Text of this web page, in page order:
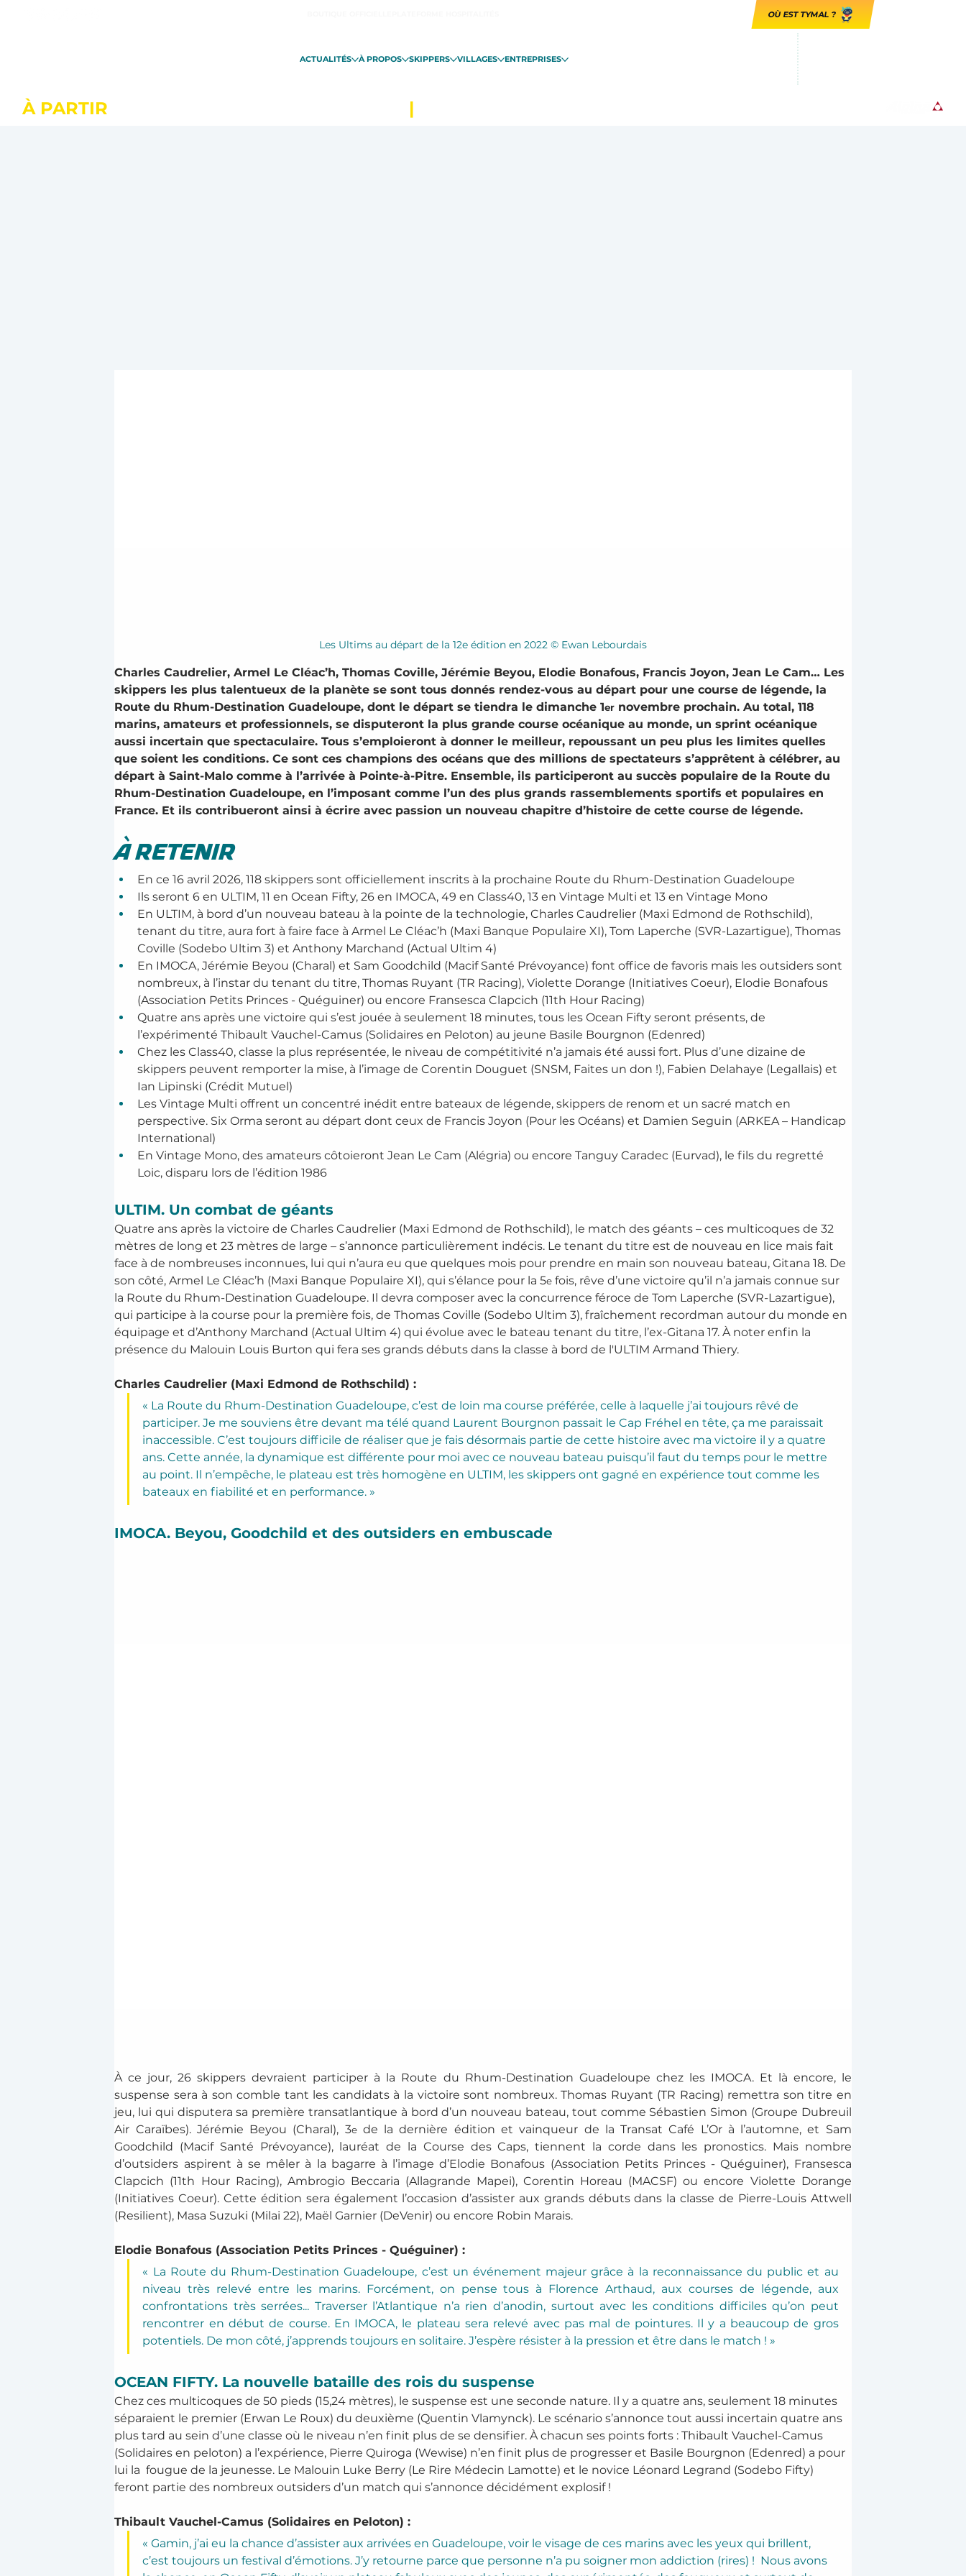
À PARTIR |
ACTUALITÉS À PROPOS SKIPPERS VILLAGES ENTREPRISES
OÙ EST TYMAL ?
Les Ultims au départ de la 12e édition en 2022 © Ewan Lebourdais
Charles Caudrelier, Armel Le Cléac’h, Thomas Coville, Jérémie Beyou, Elodie Bonafous, Francis Joyon, Jean Le Cam… Les
skippers les plus talentueux de la planète se sont tous donnés rendez-vous au départ pour une course de légende, la
Route du Rhum-Destination Guadeloupe, dont le départ se tiendra le dimanche 1er novembre prochain. Au total, 118
marins, amateurs et professionnels, se disputeront la plus grande course océanique au monde, un sprint océanique
aussi incertain que spectaculaire. Tous s’emploieront à donner le meilleur, repoussant un peu plus les limites quelles
que soient les conditions. Ce sont ces champions des océans que des millions de spectateurs s’apprêtent à célébrer, au
départ à Saint-Malo comme à l’arrivée à Pointe-à-Pitre. Ensemble, ils participeront au succès populaire de la Route du
Rhum-Destination Guadeloupe, en l’imposant comme l’un des plus grands rassemblements sportifs et populaires en
France. Et ils contribueront ainsi à écrire avec passion un nouveau chapitre d’histoire de cette course de légende.
À RETENIR
En ce 16 avril 2026, 118 skippers sont officiellement inscrits à la prochaine Route du Rhum-Destination Guadeloupe
Ils seront 6 en ULTIM, 11 en Ocean Fifty, 26 en IMOCA, 49 en Class40, 13 en Vintage Multi et 13 en Vintage Mono
En ULTIM, à bord d’un nouveau bateau à la pointe de la technologie, Charles Caudrelier (Maxi Edmond de Rothschild),
tenant du titre, aura fort à faire face à Armel Le Cléac’h (Maxi Banque Populaire XI), Tom Laperche (SVR-Lazartigue), Thomas
Coville (Sodebo Ultim 3) et Anthony Marchand (Actual Ultim 4)
En IMOCA, Jérémie Beyou (Charal) et Sam Goodchild (Macif Santé Prévoyance) font office de favoris mais les outsiders sont
nombreux, à l’instar du tenant du titre, Thomas Ruyant (TR Racing), Violette Dorange (Initiatives Coeur), Elodie Bonafous
(Association Petits Princes - Quéguiner) ou encore Fransesca Clapcich (11th Hour Racing)
Quatre ans après une victoire qui s’est jouée à seulement 18 minutes, tous les Ocean Fifty seront présents, de
l’expérimenté Thibault Vauchel-Camus (Solidaires en Peloton) au jeune Basile Bourgnon (Edenred)
Chez les Class40, classe la plus représentée, le niveau de compétitivité n’a jamais été aussi fort. Plus d’une dizaine de
skippers peuvent remporter la mise, à l’image de Corentin Douguet (SNSM, Faites un don !), Fabien Delahaye (Legallais) et
Ian Lipinski (Crédit Mutuel)
Les Vintage Multi offrent un concentré inédit entre bateaux de légende, skippers de renom et un sacré match en
perspective. Six Orma seront au départ dont ceux de Francis Joyon (Pour les Océans) et Damien Seguin (ARKEA – Handicap
International)
En Vintage Mono, des amateurs côtoieront Jean Le Cam (Alégria) ou encore Tanguy Caradec (Eurvad), le fils du regretté
Loic, disparu lors de l’édition 1986
ULTIM. Un combat de géants
Quatre ans après la victoire de Charles Caudrelier (Maxi Edmond de Rothschild), le match des géants – ces multicoques de 32
mètres de long et 23 mètres de large – s’annonce particulièrement indécis. Le tenant du titre est de nouveau en lice mais fait
face à de nombreuses inconnues, lui qui n’aura eu que quelques mois pour prendre en main son nouveau bateau, Gitana 18. De
son côté, Armel Le Cléac’h (Maxi Banque Populaire XI), qui s’élance pour la 5e fois, rêve d’une victoire qu’il n’a jamais connue sur
la Route du Rhum-Destination Guadeloupe. Il devra composer avec la concurrence féroce de Tom Laperche (SVR-Lazartigue),
qui participe à la course pour la première fois, de Thomas Coville (Sodebo Ultim 3), fraîchement recordman autour du monde en
équipage et d’Anthony Marchand (Actual Ultim 4) qui évolue avec le bateau tenant du titre, l’ex-Gitana 17. À noter enfin la
présence du Malouin Louis Burton qui fera ses grands débuts dans la classe à bord de l'ULTIM Armand Thiery.
Charles Caudrelier (Maxi Edmond de Rothschild) :
« La Route du Rhum-Destination Guadeloupe, c’est de loin ma course préférée, celle à laquelle j’ai toujours rêvé de
participer. Je me souviens être devant ma télé quand Laurent Bourgnon passait le Cap Fréhel en tête, ça me paraissait
inaccessible. C’est toujours difficile de réaliser que je fais désormais partie de cette histoire avec ma victoire il y a quatre
ans. Cette année, la dynamique est différente pour moi avec ce nouveau bateau puisqu’il faut du temps pour le mettre
au point. Il n’empêche, le plateau est très homogène en ULTIM, les skippers ont gagné en expérience tout comme les
bateaux en fiabilité et en performance. »
IMOCA. Beyou, Goodchild et des outsiders en embuscade
À ce jour, 26 skippers devraient participer à la Route du Rhum-Destination Guadeloupe chez les IMOCA. Et là encore, le
suspense sera à son comble tant les candidats à la victoire sont nombreux. Thomas Ruyant (TR Racing) remettra son titre en
jeu, lui qui disputera sa première transatlantique à bord d’un nouveau bateau, tout comme Sébastien Simon (Groupe Dubreuil
Air Caraïbes). Jérémie Beyou (Charal), 3e de la dernière édition et vainqueur de la Transat Café L’Or à l’automne, et Sam
Goodchild (Macif Santé Prévoyance), lauréat de la Course des Caps, tiennent la corde dans les pronostics. Mais nombre
d’outsiders aspirent à se mêler à la bagarre à l’image d’Elodie Bonafous (Association Petits Princes - Quéguiner), Fransesca
Clapcich (11th Hour Racing), Ambrogio Beccaria (Allagrande Mapei), Corentin Horeau (MACSF) ou encore Violette Dorange
(Initiatives Coeur). Cette édition sera également l’occasion d’assister aux grands débuts dans la classe de Pierre-Louis Attwell
(Resilient), Masa Suzuki (Milai 22), Maël Garnier (DeVenir) ou encore Robin Marais.
Elodie Bonafous (Association Petits Princes - Quéguiner) :
« La Route du Rhum-Destination Guadeloupe, c’est un événement majeur grâce à la reconnaissance du public et au
niveau très relevé entre les marins. Forcément, on pense tous à Florence Arthaud, aux courses de légende, aux
confrontations très serrées... Traverser l’Atlantique n’a rien d’anodin, surtout avec les conditions difficiles qu’on peut
rencontrer en début de course. En IMOCA, le plateau sera relevé avec pas mal de pointures. Il y a beaucoup de gros
potentiels. De mon côté, j’apprends toujours en solitaire. J’espère résister à la pression et être dans le match ! »
OCEAN FIFTY. La nouvelle bataille des rois du suspense
Chez ces multicoques de 50 pieds (15,24 mètres), le suspense est une seconde nature. Il y a quatre ans, seulement 18 minutes
séparaient le premier (Erwan Le Roux) du deuxième (Quentin Vlamynck). Le scénario s’annonce tout aussi incertain quatre ans
plus tard au sein d’une classe où le niveau n’en finit plus de se densifier. À chacun ses points forts : Thibault Vauchel-Camus
(Solidaires en peloton) a l’expérience, Pierre Quiroga (Wewise) n’en finit plus de progresser et Basile Bourgnon (Edenred) a pour
lui la  fougue de la jeunesse. Le Malouin Luke Berry (Le Rire Médecin Lamotte) et le novice Léonard Legrand (Sodebo Fifty)
feront partie des nombreux outsiders d’un match qui s’annonce décidément explosif !
Thibault Vauchel-Camus (Solidaires en Peloton) :
« Gamin, j’ai eu la chance d’assister aux arrivées en Guadeloupe, voir le visage de ces marins avec les yeux qui brillent,
c’est toujours un festival d’émotions. J’y retourne parce que personne n’a pu soigner mon addiction (rires) !  Nous avons